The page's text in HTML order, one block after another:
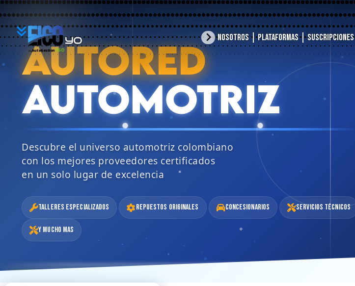
YO
BUSC
byAutoGestion360
arrow_forward_ios Suscripciones
Plataformas
Nosotros
AUTORED
AUTOMOTRIZ
Descubre el universo automotriz colombiano
con los mejores proveedores certificados
en un solo lugar de excelencia
Talleres Especializados Repuestos Originales Concesionarios Servicios Técnicos
Y mucho mas